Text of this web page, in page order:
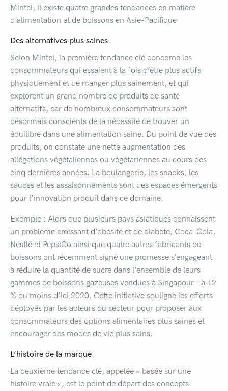
Mintel, il existe quatre grandes tendances en matière
d’alimentation et de boissons en Asie-Pacifique.
Des alternatives plus saines
Selon Mintel, la première tendance clé concerne les
consommateurs qui essaient à la fois d’être plus actifs
physiquement et de manger plus sainement, et qui
explorent un grand nombre de produits de santé
alternatifs, car de nombreux consommateurs sont
désormais conscients de la nécessité de trouver un
équilibre dans une alimentation saine. Du point de vue des
produits, on constate une nette augmentation des
allégations végétaliennes ou végétariennes au cours des
cinq dernières années. La boulangerie, les snacks, les
sauces et les assaisonnements sont des espaces émergents
pour l’innovation produit dans ce domaine.
Exemple : Alors que plusieurs pays asiatiques connaissent
un problème croissant d’obésité et de diabète, Coca-Cola,
Nestlé et PepsiCo ainsi que quatre autres fabricants de
boissons ont récemment signé une promesse s’engageant
à réduire la quantité de sucre dans l’ensemble de leurs
gammes de boissons gazeuses vendues à Singapour – à 12
% ou moins d’ici 2020. Cette initiative souligne les efforts
déployés par les acteurs du secteur pour proposer aux
consommateurs des options alimentaires plus saines et
encourager des modes de vie plus sains.
L’histoire de la marque
La deuxième tendance clé, appelée « basée sur une
histoire vraie », est le point de départ des concepts